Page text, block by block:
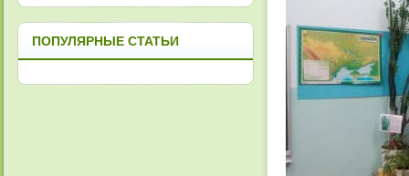
ПОПУЛЯРНЫЕ СТАТЬИ